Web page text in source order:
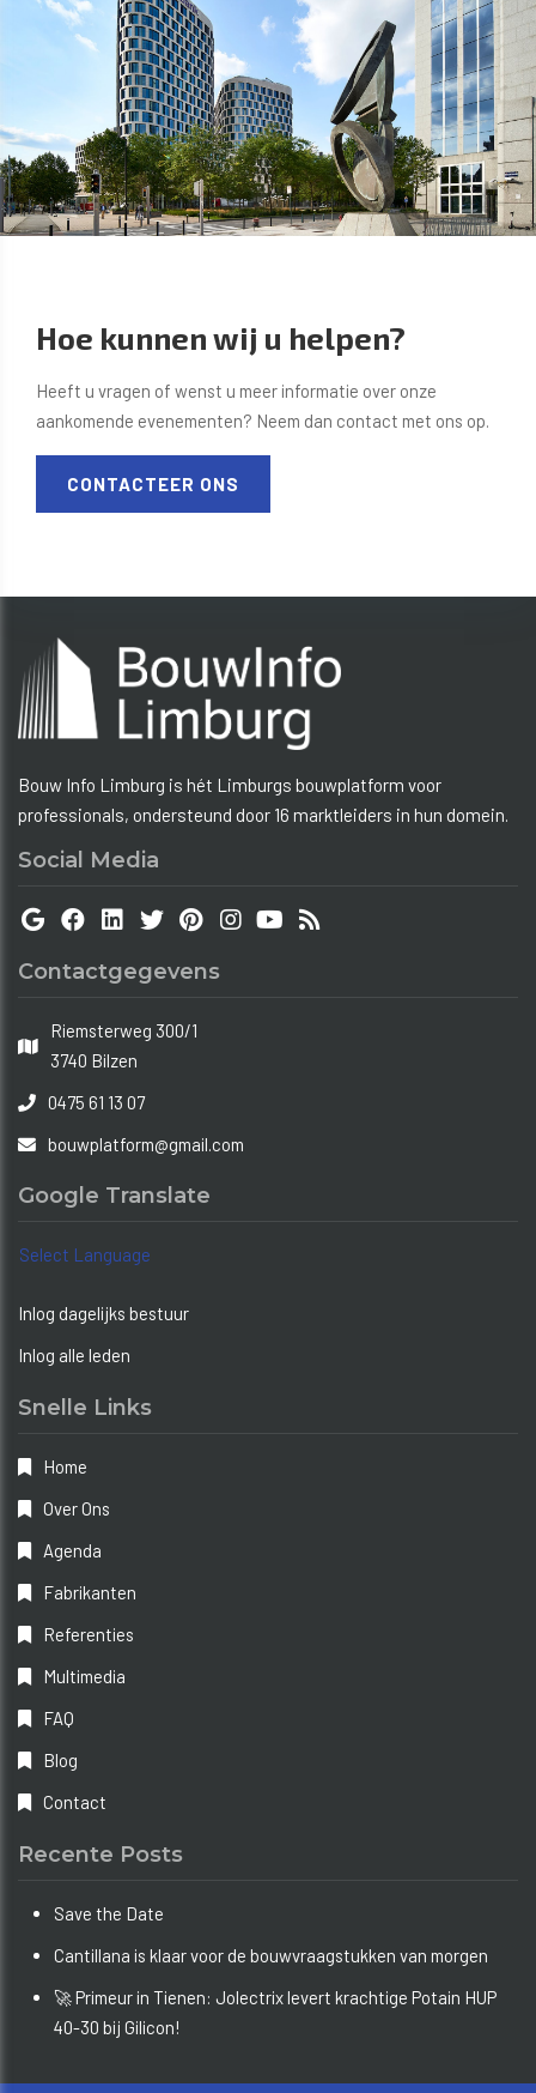
Hoe kunnen wij u helpen?
Heeft u vragen of wenst u meer informatie over onze
aankomende evenementen? Neem dan contact met ons op.
CONTACTEER ONS
Bouw Info Limburg is hét Limburgs bouwplatform voor
professionals, ondersteund door 16 marktleiders in hun domein.
Social Media
Contactgegevens
Riemsterweg 300/1
3740 Bilzen
0475 61 13 07
bouwplatform@gmail.com
Google Translate
Select Language
Inlog dagelijks bestuur
Inlog alle leden
Snelle Links
Home
Over Ons
Agenda
Fabrikanten
Referenties
Multimedia
FAQ
Blog
Contact
Recente Posts
Save the Date
Cantillana is klaar voor de bouwvraagstukken van morgen
🚀 Primeur in Tienen: Jolectrix levert krachtige Potain HUP
40-30 bij Gilicon!